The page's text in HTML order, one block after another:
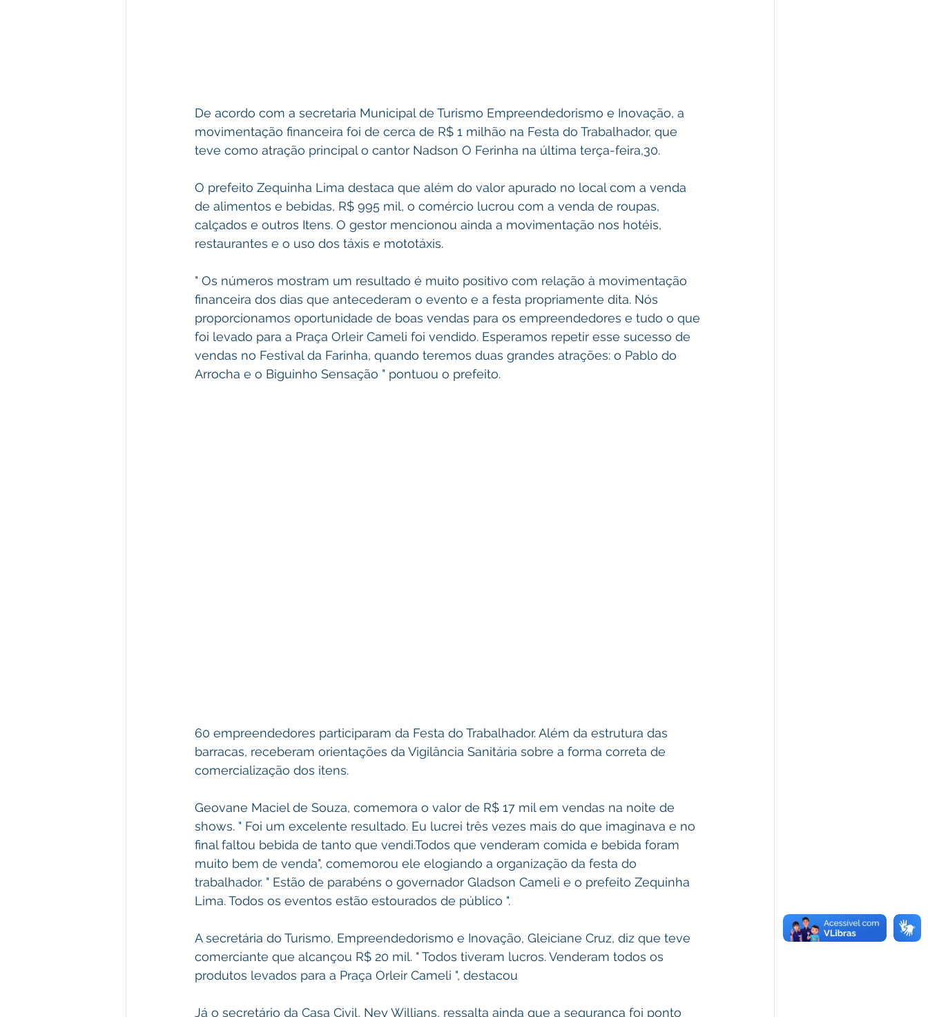
De acordo com a secretaria Municipal de Turismo Empreendedorismo e Inovação, a
movimentação financeira foi de cerca de R$ 1 milhão na Festa do Trabalhador, que
teve como atração principal o cantor Nadson O Ferinha na última terça-feira,30.
O prefeito Zequinha Lima destaca que além do valor apurado no local com a venda
de alimentos e bebidas, R$ 995 mil, o comércio lucrou com a venda de roupas,
calçados e outros Itens. O gestor mencionou ainda a movimentação nos hotéis,
restaurantes e o uso dos táxis e mototáxis.
" Os números mostram um resultado é muito positivo com relação à movimentação
financeira dos dias que antecederam o evento e a festa propriamente dita. Nós
proporcionamos oportunidade de boas vendas para os empreendedores e tudo o que
foi levado para a Praça Orleir Cameli foi vendido. Esperamos repetir esse sucesso de
vendas no Festival da Farinha, quando teremos duas grandes atrações: o Pablo do
Arrocha e o Biguinho Sensação " pontuou o prefeito.
60 empreendedores participaram da Festa do Trabalhador. Além da estrutura das
barracas, receberam orientações da Vigilância Sanitária sobre a forma correta de
comercialização dos itens.
Geovane Maciel de Souza, comemora o valor de R$ 17 mil em vendas na noite de
shows. " Foi um excelente resultado. Eu lucrei três vezes mais do que imaginava e no
final faltou bebida de tanto que vendi.Todos que venderam comida e bebida foram
muito bem de venda", comemorou ele elogiando a organização da festa do
trabalhador. " Estão de parabéns o governador Gladson Cameli e o prefeito Zequinha
Lima. Todos os eventos estão estourados de público ".
A secretária do Turismo, Empreendedorismo e Inovação, Gleiciane Cruz, diz que teve
comerciante que alcançou R$ 20 mil. " Todos tiveram lucros. Venderam todos os
produtos levados para a Praça Orleir Cameli ", destacou
Já o secretário da Casa Civil, Ney Willians, ressalta ainda que a segurança foi ponto